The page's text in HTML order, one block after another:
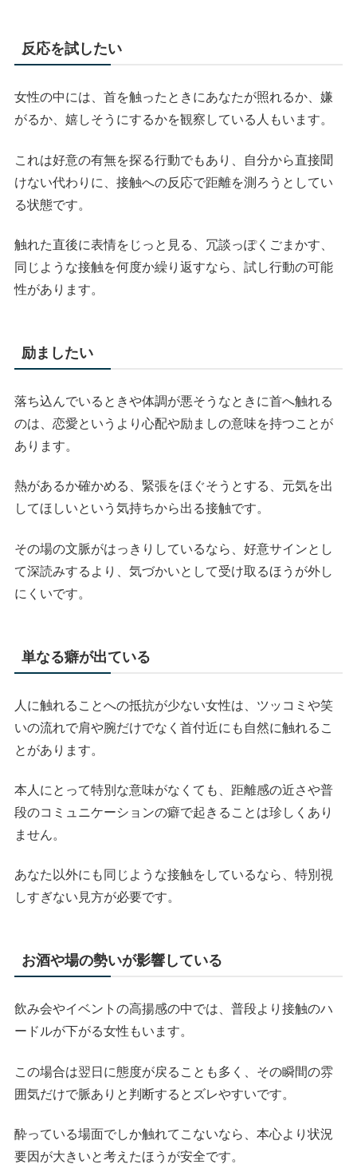
反応を試したい
女性の中には、首を触ったときにあなたが照れるか、嫌
がるか、嬉しそうにするかを観察している人もいます。
これは好意の有無を探る行動でもあり、自分から直接聞
けない代わりに、接触への反応で距離を測ろうとしてい
る状態です。
触れた直後に表情をじっと見る、冗談っぽくごまかす、
同じような接触を何度か繰り返すなら、試し行動の可能
性があります。
励ましたい
落ち込んでいるときや体調が悪そうなときに首へ触れる
のは、恋愛というより心配や励ましの意味を持つことが
あります。
熱があるか確かめる、緊張をほぐそうとする、元気を出
してほしいという気持ちから出る接触です。
その場の文脈がはっきりしているなら、好意サインとし
て深読みするより、気づかいとして受け取るほうが外し
にくいです。
単なる癖が出ている
人に触れることへの抵抗が少ない女性は、ツッコミや笑
いの流れで肩や腕だけでなく首付近にも自然に触れるこ
とがあります。
本人にとって特別な意味がなくても、距離感の近さや普
段のコミュニケーションの癖で起きることは珍しくあり
ません。
あなた以外にも同じような接触をしているなら、特別視
しすぎない見方が必要です。
お酒や場の勢いが影響している
飲み会やイベントの高揚感の中では、普段より接触のハ
ードルが下がる女性もいます。
この場合は翌日に態度が戻ることも多く、その瞬間の雰
囲気だけで脈ありと判断するとズレやすいです。
酔っている場面でしか触れてこないなら、本心より状況
要因が大きいと考えたほうが安全です。